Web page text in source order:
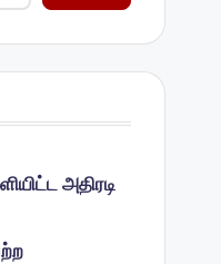
அதிரடி